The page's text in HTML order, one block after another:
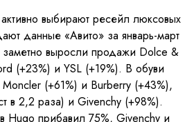
выбирают ресейл люксовых
данные «Авито» за январь-март
выросли продажи Dolce &
(+23%) и YSL (+19%). В обуви
(+61%) и Burberry (+43%),
в 2,2 раза) и Givenchy (+98%).
Hugo прибавил 75%, Givenchy и